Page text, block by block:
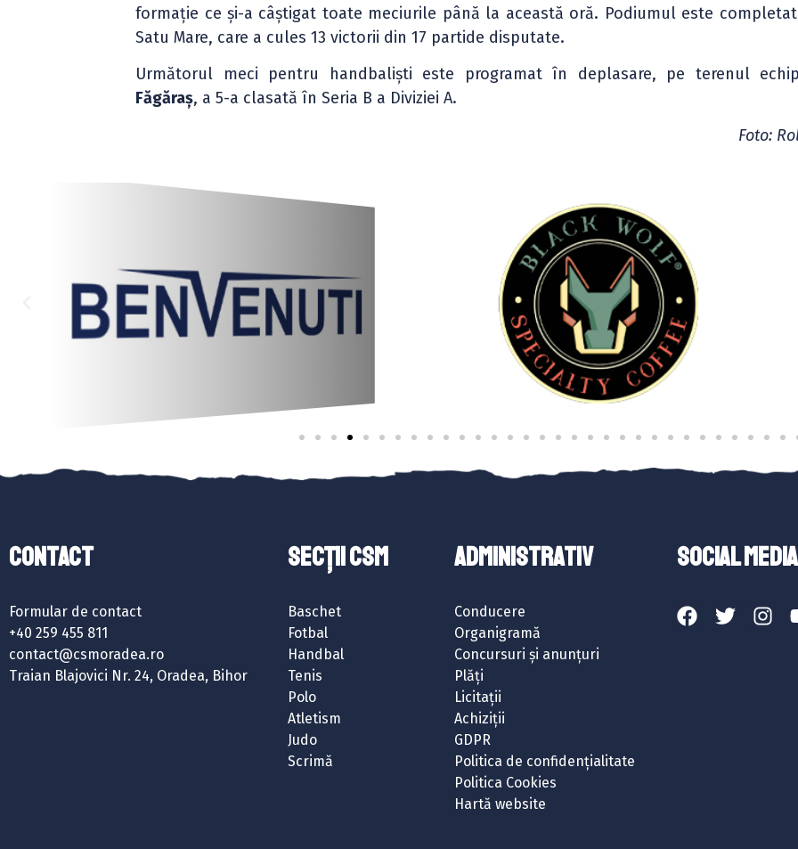
formație ce și-a câștigat toate meciurile până la această oră. Podiumul este completat
Satu Mare, care a cules 13 victorii din 17 partide disputate.
Următorul meci pentru handbaliști este programat în deplasare, pe terenul
Făgăraș, a 5-a clasată în Seria B a Diviziei A.
Foto:
Contact
Formular de contact
+40 259 455 811
contact@csmoradea.ro
Traian Blajovici Nr. 24, Oradea, Bihor
SECȚII CSM
Baschet
Fotbal
Handbal
Tenis
Polo
Atletism
Judo
Scrimă
ADMINISTRATIV
Conducere
Organigramă
Concursuri și anunțuri
Plăți
Licitații
Achiziții
GDPR
Politica de confidențialitate
Politica Cookies
Hartă website
SOCIAL MEDIA